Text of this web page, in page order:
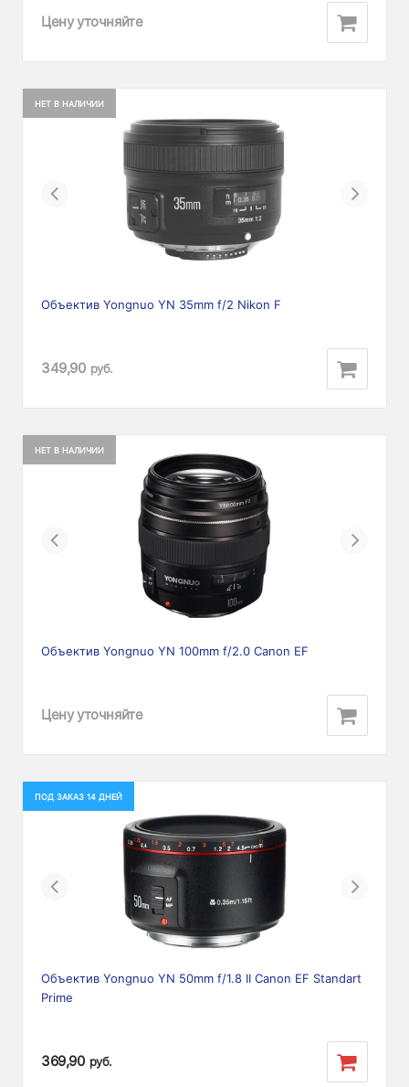
Цену уточняйте
НЕТ В НАЛИЧИИ
Previous Next
Объектив Yongnuo YN 35mm f/2 Nikon F
349,90 руб.
НЕТ В НАЛИЧИИ
Previous Next
Объектив Yongnuo YN 100mm f/2.0 Canon EF
Цену уточняйте
ПОД ЗАКАЗ 14 ДНЕЙ
Previous Next
Объектив Yongnuo YN 50mm f/1.8 II Canon EF Standart
Prime
369,90 руб.